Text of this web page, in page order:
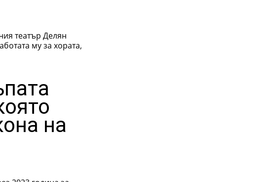
театър Делян
му за хората,
на